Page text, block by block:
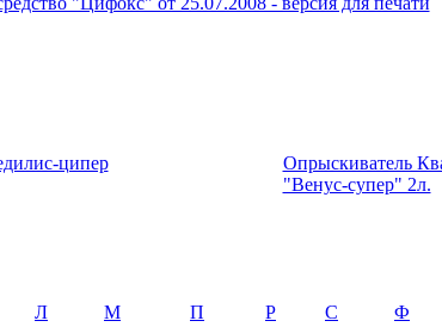
ципер
Опрыскиватель
"Венус-супер" 2л.
Л М П Р С Ф